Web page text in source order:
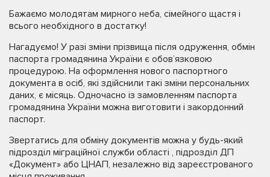
Бажаємо молодятам мирного неба, сімейного щастя і
всього необхідного в достатку!
Нагадуємо! У разі зміни прізвища після одруження, обмін
паспорта громадянина України є обов’язковою
процедурою. На оформлення нового паспортного
документа в осіб, які здійснили такі зміни персональних
даних, є місяць. Одночасно із замовленням паспорта
громадянина України можна виготовити і закордонний
паспорт.
Звертатись для обміну документів можна у будь-який
підрозділ міграційної служби області , підрозділ ДП
«Документ» або ЦНАП, незалежно від зареєстрованого